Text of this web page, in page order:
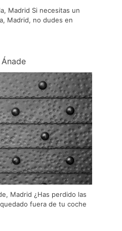
Madrid Si necesitas un
Madrid, no dudes en
Madrid ¿Has perdido las
fuera de tu coche